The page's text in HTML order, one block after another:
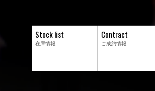
Stock list
在庫情報
Contract
ご成約情報